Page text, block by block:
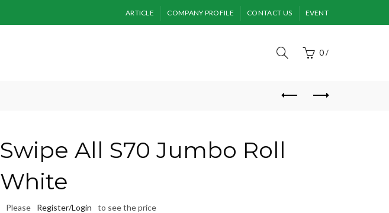
ARTICLE COMPANY PROFILE CONTACT US EVENT
0/
Swipe All S70 Jumbo Roll
White
Please Register/Login
to see the price